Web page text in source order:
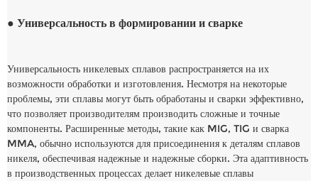
● Универсальность в формировании и сварке
Универсальность никелевых сплавов распространяется на их
возможности обработки и изготовления. Несмотря на некоторые
проблемы, эти сплавы могут быть обработаны и сварки эффективно,
что позволяет производителям производить сложные и точные
компоненты. Расширенные методы, такие как MIG, TIG и сварка
MMA, обычно используются для присоединения к деталям сплавов
никеля, обеспечивая надежные и надежные сборки. Эта адаптивность
в производственных процессах делает никелевые сплавы